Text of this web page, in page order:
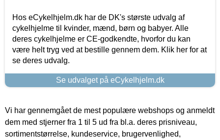
Hos eCykelhjelm.dk har de DK's største udvalg af
cykelhjelme til kvinder, mænd, børn og babyer. Alle
deres cykelhjelme er CE-godkendte, hvorfor du kan
være helt tryg ved at bestille gennem dem. Klik her for at
se deres udvalg.
Se udvalget på eCykelhjelm.dk
Vi har gennemgået de mest populære webshops og anmeldt
dem med stjerner fra 1 til 5 ud fra bl.a. deres prisniveau,
sortimentstørrelse, kundeservice, brugervenlighed,